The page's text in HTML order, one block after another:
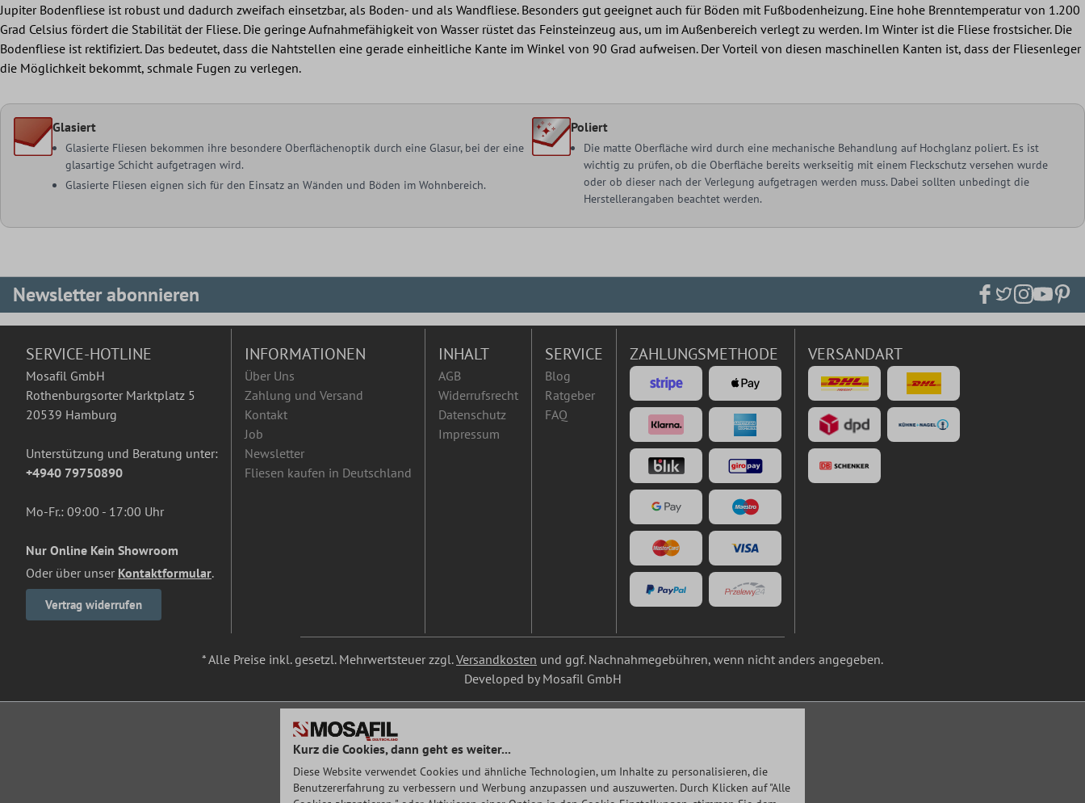
Jupiter Bodenfliese ist robust und dadurch zweifach einsetzbar, als Boden- und als Wandfliese. Besonders gut geeignet auch für Böden mit Fußbodenheizung. Eine hohe Brenntemperatur von 1.200
Grad Celsius fördert die Stabilität der Fliese. Die geringe Aufnahmefähigkeit von Wasser rüstet das Feinsteinzeug aus, um im Außenbereich verlegt zu werden. Im Winter ist die Fliese frostsicher. Die
Bodenfliese ist rektifiziert. Das bedeutet, dass die Nahtstellen eine gerade einheitliche Kante im Winkel von 90 Grad aufweisen. Der Vorteil von diesen maschinellen Kanten ist, dass der Fliesenleger
die Möglichkeit bekommt, schmale Fugen zu verlegen.
Glasiert
Glasierte Fliesen bekommen ihre besondere Oberflächenoptik durch eine Glasur, bei der eine
glasartige Schicht aufgetragen wird.
Glasierte Fliesen eignen sich für den Einsatz an Wänden und Böden im Wohnbereich.
Poliert
Die matte Oberfläche wird durch eine mechanische Behandlung auf Hochglanz poliert. Es ist
wichtig zu prüfen, ob die Oberfläche bereits werkseitig mit einem Fleckschutz versehen wurde
oder ob dieser nach der Verlegung aufgetragen werden muss. Dabei sollten unbedingt die
Herstellerangaben beachtet werden.
Newsletter abonnieren
SERVICE-HOTLINE
Mosafil GmbH
Rothenburgsorter Marktplatz 5
20539 Hamburg
Unterstützung und Beratung unter:
+4940 79750890
Mo-Fr.: 09:00 - 17:00 Uhr
Nur Online Kein Showroom
Oder über unser Kontaktformular.
Vertrag widerrufen
INFORMATIONEN
Über Uns
Zahlung und Versand
Kontakt
Job
Newsletter
Fliesen kaufen in Deutschland
INHALT
AGB
Widerrufsrecht
Datenschutz
Impressum
SERVICE
Blog
Ratgeber
FAQ
ZAHLUNGSMETHODE VERSANDART
* Alle Preise inkl. gesetzl. Mehrwertsteuer zzgl.Versandkosten und ggf. Nachnahmegebühren, wenn nicht anders angegeben.
Developed by Mosafil GmbH
Kurz die Cookies, dann geht es weiter...
Diese Website verwendet Cookies und ähnliche Technologien, um Inhalte zu personalisieren, die
Benutzererfahrung zu verbessern und Werbung anzupassen und auszuwerten. Durch Klicken auf "Alle